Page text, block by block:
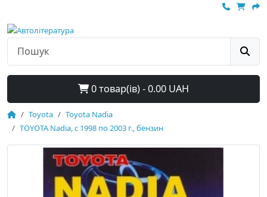
0 товар(ів) - 0.00 UAH
Toyota
Toyota Nadia
TOYOTA Nadia, с 1998 по 2003 г., бензин